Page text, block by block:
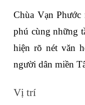
Chùa Vạn
phú cùng những
hiện rõ nét văn
người dân miền
Vị trí